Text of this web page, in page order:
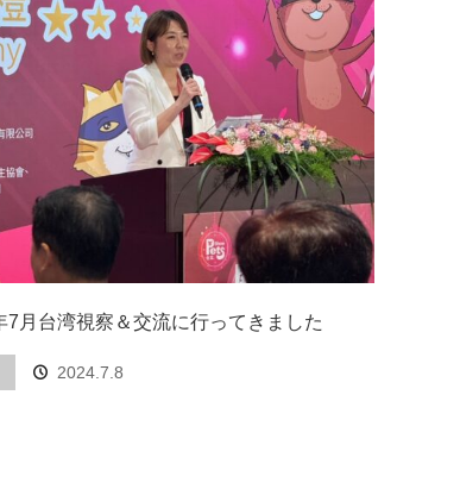
7月台湾視察＆交流に行ってきました
2024.7.8